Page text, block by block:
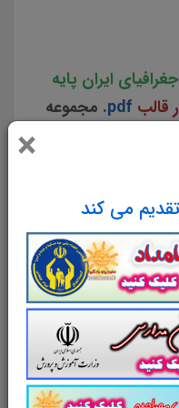
×
می کند
جغرافیای ایران پایه
قالب pdf
. مجموعه
ارزشمند در قالب
ترین انتخاب
برای آزمون شما
نکات برجسته و
ایران پایه
بندی و مرور سریع
آزمون استخدامی
شده است.